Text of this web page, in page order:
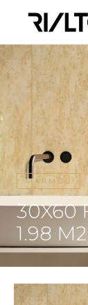
MARMOL
30X60
1.98 M2